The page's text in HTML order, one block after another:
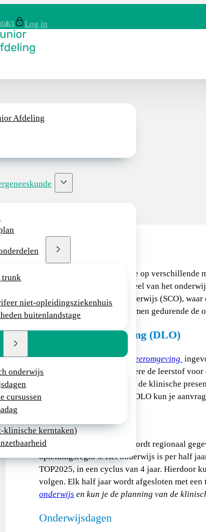
Log in
Afdeling
trunk
niet-opleidingsziekenhuis
buitenlandstage
onderwijs
cursussen
klinische kerntaken)
Tijdens de opleiding volg je op verschillende
georganiseerd wordt. Dit deel van het
Stuurgroep Cursorisch Onderwijs (SCO),
meer over de onderwijsvormen gedurende de
Digitale Leeromgeving (DLO)
Sinds 2022 is deDigitale Leeromgeving
gebruikt. Hier is onder andere de leerstof
achtergrondinformatie van de klinische
De inloggegevens voor de DLO kun je
Het cursorisch onderwijs wordt regionaal
opleidingsregio’s. Het onderwijs is per half
TOP2025, in een cyclus van 4 jaar. Hierdoor
volgen. Elk half jaar wordt afgesloten met een
onderwijs en kun je de planning van de
Onderwijsdagen